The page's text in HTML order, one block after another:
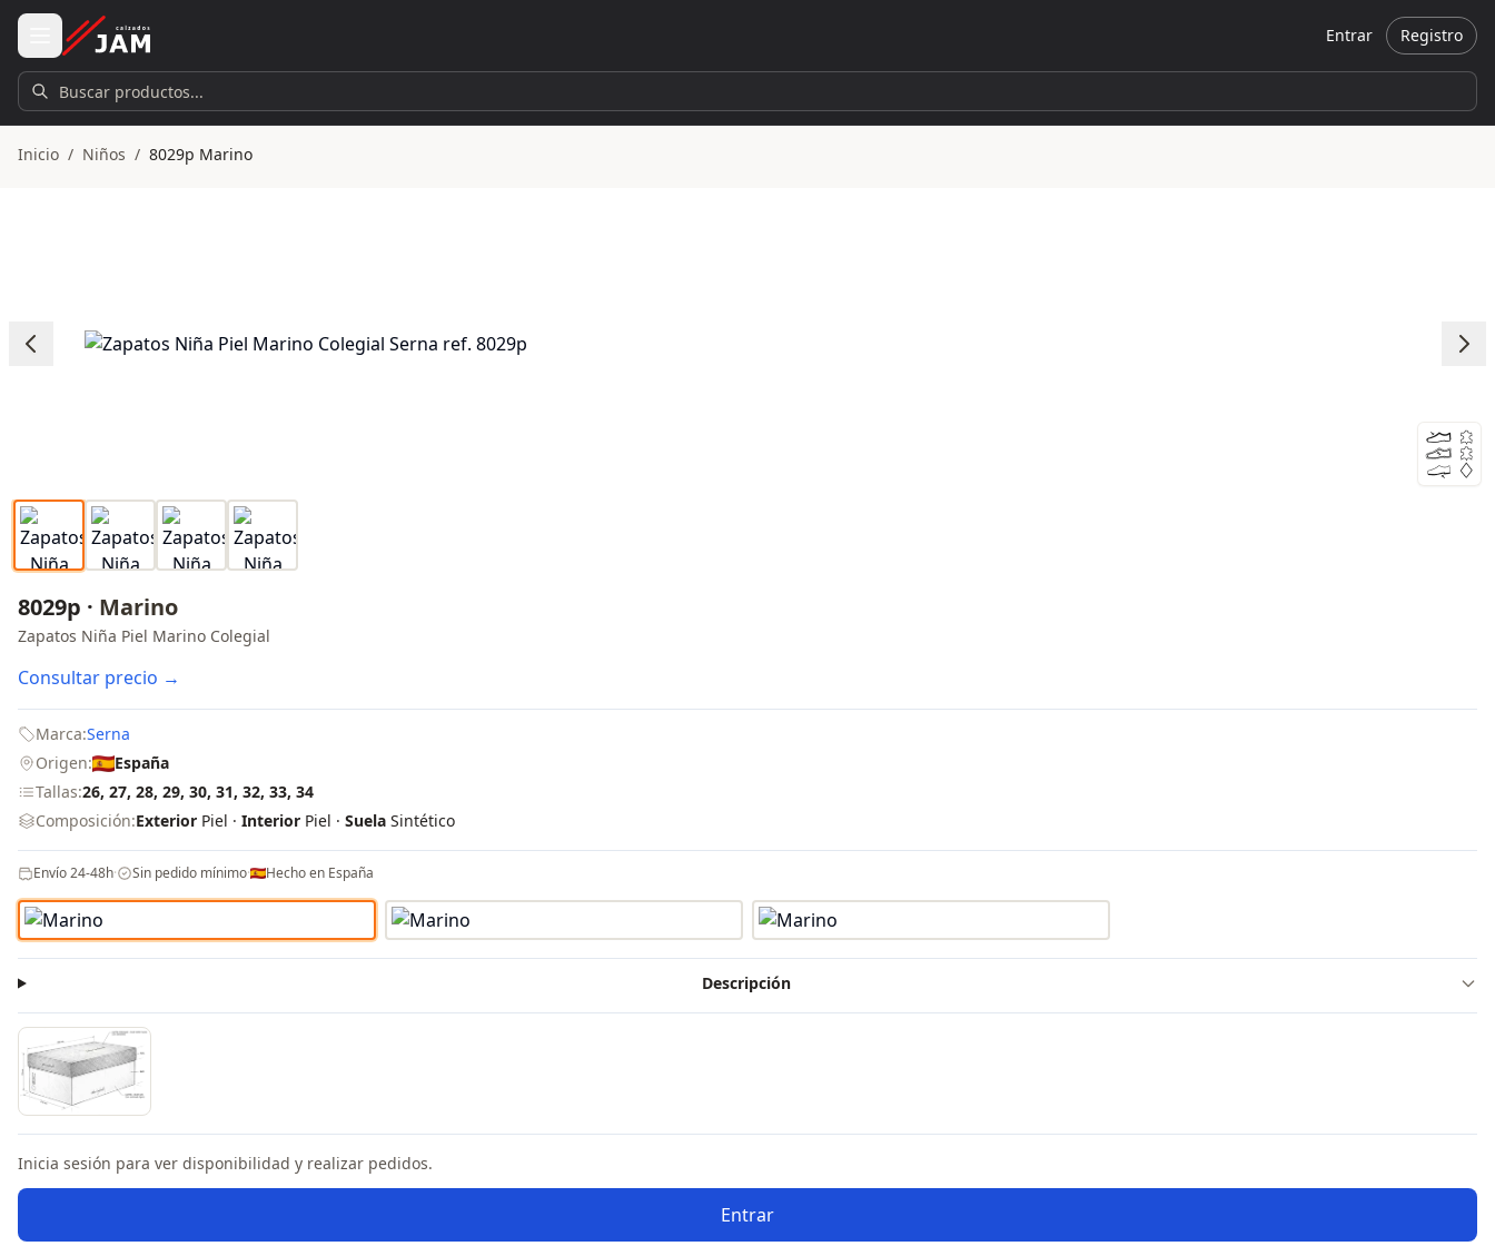
Ir al contenido principal
Entrar Registro
Buscar productos...
Inicio / Niños / 8029p Marino
8029p · Marino
Zapatos Niña Piel Marino Colegial
Consultar precio →
Marca:Serna
Origen:
España
Tallas:26, 27, 28, 29, 30, 31, 32, 33, 34
Composición:Exterior Piel · Interior Piel · Suela Sintético
Envío 24-48h· Sin pedido mínimo· Hecho en España
Descripción
Inicia sesión para ver disponibilidad y realizar pedidos.
Entrar